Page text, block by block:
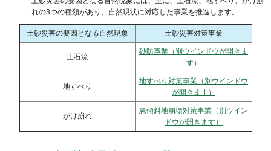
れの3つの種類があり、自然現状に対応した事業を推進します。
土砂災害の要因となる自然現象 土砂災害対策事業
土石流
砂防事業（別ウインドウが開きま
す）
地すべり
地すべり対策事業（別ウインドウ
が開きます）
がけ崩れ
急傾斜地崩壊対策事業（別ウイン
ドウが開きます）